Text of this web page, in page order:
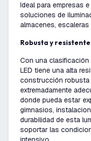
Ideal para empresas
soluciones de
almacenes,
Robusta y
Con una
LED tiene una alta
construcción robusta
extremadamente
donde pueda estar
gimnasios,
durabilidad de esta
soportar las